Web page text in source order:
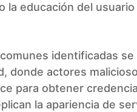
educación del usuario
identificadas
donde actores
para obtener
la apariencia de